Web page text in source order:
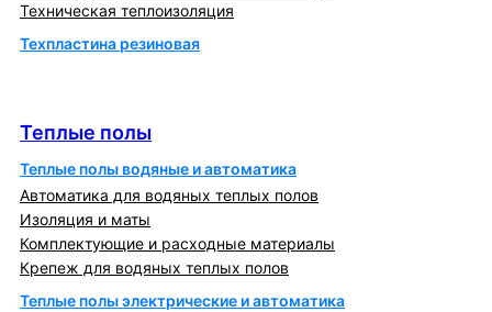
Техническая теплоизоляция
Техпластина резиновая
Теплые полы
Теплые полы водяные и автоматика
Автоматика для водяных теплых полов
Изоляция и маты
Комплектующие и расходные материалы
Крепеж для водяных теплых полов
Теплые полы электрические и автоматика